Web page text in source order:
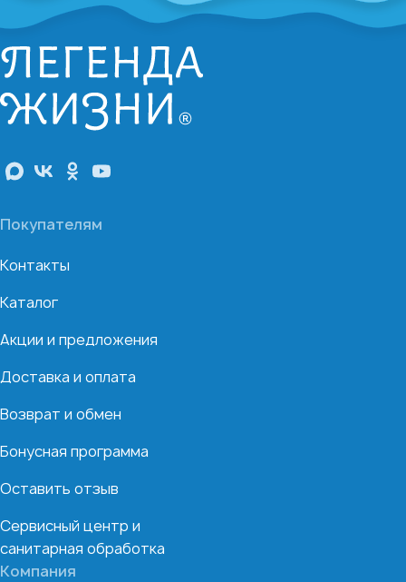
Покупателям
Контакты
Каталог
Акции и предложения
Доставка и оплата
Возврат и обмен
Бонусная программа
Оставить отзыв
Сервисный центр и
санитарная обработка
Компания